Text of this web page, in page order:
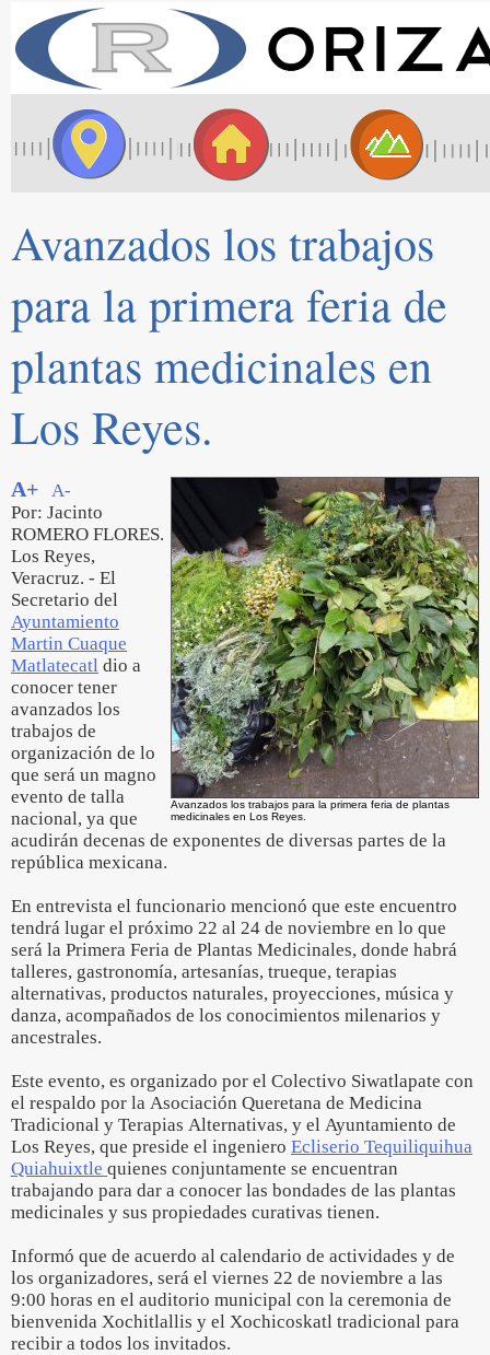
Avanzados los trabajos
para la primera feria de
plantas medicinales en
Los Reyes.
Avanzados los trabajos para la primera feria de plantas
medicinales en Los Reyes.
A+
A-
Por: Jacinto
ROMERO FLORES.
Los Reyes,
Veracruz. - El
Secretario del
Ayuntamiento
Martin Cuaque
Matlatecatl dio a
conocer tener
avanzados los
trabajos de
organización de lo
que será un magno
evento de talla
nacional, ya que
acudirán decenas de exponentes de diversas partes de la
república mexicana.
En entrevista el funcionario mencionó que este encuentro
tendrá lugar el próximo 22 al 24 de noviembre en lo que
será la Primera Feria de Plantas Medicinales, donde habrá
talleres, gastronomía, artesanías, trueque, terapias
alternativas, productos naturales, proyecciones, música y
danza, acompañados de los conocimientos milenarios y
ancestrales.
Este evento, es organizado por el Colectivo Siwatlapate con
el respaldo por la Asociación Queretana de Medicina
Tradicional y Terapias Alternativas, y el Ayuntamiento de
Los Reyes, que preside el ingeniero Ecliserio Tequiliquihua
Quiahuixtle quienes conjuntamente se encuentran
trabajando para dar a conocer las bondades de las plantas
medicinales y sus propiedades curativas tienen.
Informó que de acuerdo al calendario de actividades y de
los organizadores, será el viernes 22 de noviembre a las
9:00 horas en el auditorio municipal con la ceremonia de
bienvenida Xochitlallis y el Xochicoskatl tradicional para
recibir a todos los invitados.